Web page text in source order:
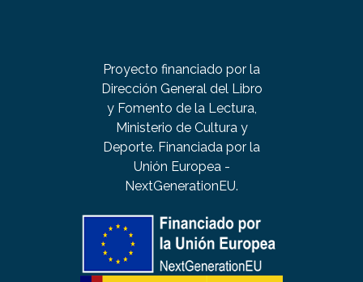
Proyecto financiado por la
Dirección General del Libro
y Fomento de la Lectura,
Ministerio de Cultura y
Deporte. Financiada por la
Unión Europea -
NextGenerationEU.